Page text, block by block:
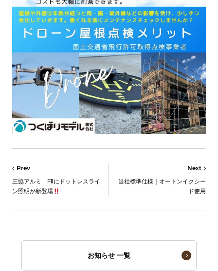
Prev
三協アルミ FⅡにドットレスライ
ン照明が新登場
Next
当社標準仕様｜オートンイクシー
ド使用
お知らせ 一覧